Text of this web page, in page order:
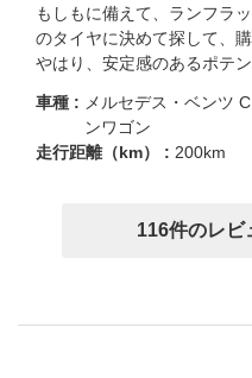
もしもに備えて、ランフラ
のタイヤに決めて探して、購
やはり、安定感のあるポテン
車種 : メルセデス・ベンツ
ンワゴン
走行距離（km） : 200km
116件のレビ